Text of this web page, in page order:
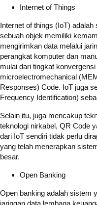
Internet of Things
Internet of things (IoT)
sebuah objek memiliki
mengirimkan data melalui
perangkat komputer dan
mulai dari tingkat
microelectromechanical
Responses) Code. IoT juga
Frequency Identification)
Selain itu, juga mencakup
teknologi nirkabel, QR Code
dari IoT sendiri tidak perlu
yang telah menerapkan
besar.
Open Banking
Open banking adalah sistem